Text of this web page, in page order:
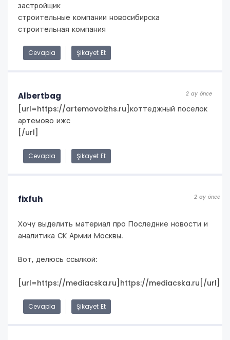
застройщик
строительные компании новосибирска
строительная компания
Cevapla Şikayet Et
Albertbag 2 ay önce
[url=https://artemovoizhs.ru]коттеджный поселок
артемово ижс
[/url]
Cevapla Şikayet Et
fixfuh 2 ay önce
Хочу выделить материал про Последние новости и
аналитика СК Армии Москвы.
Вот, делюсь ссылкой:
[url=https://mediacska.ru]https://mediacska.ru[/url]
Cevapla Şikayet Et